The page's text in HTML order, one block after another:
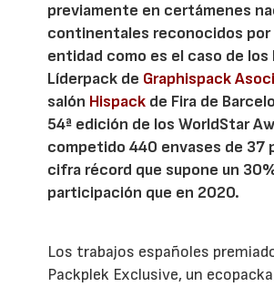
previamente en certámenes
continentales reconocidos
entidad como es el caso de los
Líderpack de Graphispack
salón Hispack de Fira de
54ª edición de los WorldStar
competido 440 envases de 37
cifra récord que supone un
participación que en 2020.
Los trabajos españoles
Packplek Exclusive, un